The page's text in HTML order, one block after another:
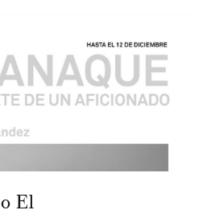
El